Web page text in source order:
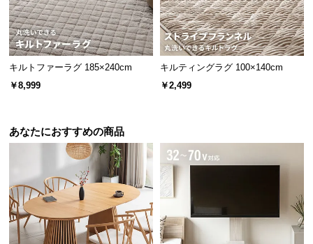
キルトファーラグ 185×240cm
￥8,999
キルティングラグ 100×140cm
￥2,499
あなたにおすすめの商品